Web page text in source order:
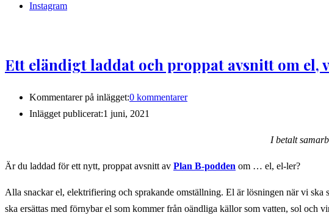
Instagram
Ett eländigt laddat och proppat avsnitt om
Kommentarer på inlägget:0 kommentarer
Inlägget publicerat:1 juni, 2021
I betalt
Är du laddad för ett nytt, proppat avsnitt av Plan B-podden om … el, el-ler?
Alla snackar el, elektrifiering och sprakande omställning. El är lösningen när vi
ska ersättas med förnybar el som kommer från oändliga källor som vatten, sol och